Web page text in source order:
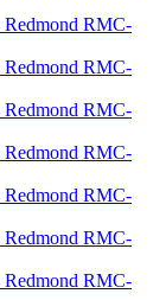
Redmond RMC-
Redmond RMC-
Redmond RMC-
Redmond RMC-
Redmond RMC-
Redmond RMC-
Redmond RMC-